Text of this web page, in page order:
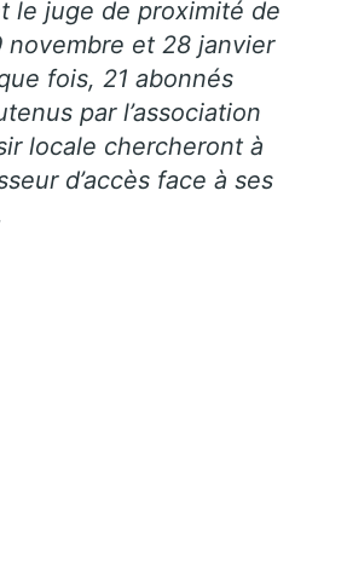
le juge de proximité de
novembre et 28 janvier
fois, 21 abonnés
par l’association
locale chercheront à
d’accès face à ses